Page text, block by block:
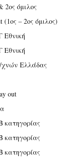
2ος όμιλος
(1ος – 2ος όμιλος)
Εθνική
Εθνική
Ελλάδας
out
κατηγορίας
κατηγορίας
κατηγορίας